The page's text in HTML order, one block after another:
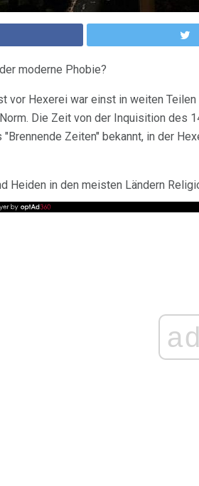
moderne Phobie?
vor Hexerei war einst in weiten
Die Zeit von der Inquisition des
Zeiten" bekannt, in der
Heiden in den meisten Ländern
ad